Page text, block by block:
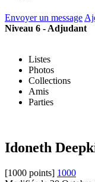
Envoyer un message
Niveau 6 - Adjudant
Listes
Photos
Collections
Amis
Parties
Idoneth
[1000 points] 1000